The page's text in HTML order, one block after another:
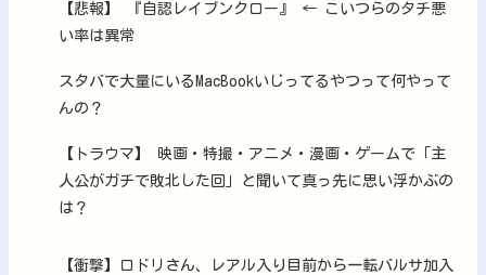
【悲報】 『自認レイブンクロー』 ← こいつらのタチ悪
い率は異常
スタバで大量にいるMacBookいじってるやつって何やって
んの？
【トラウマ】 映画・特撮・アニメ・漫画・ゲームで「主
人公がガチで敗北した回」と聞いて真っ先に思い浮かぶの
は？
【衝撃】ロドリさん、レアル入り目前から一転バルサ加入